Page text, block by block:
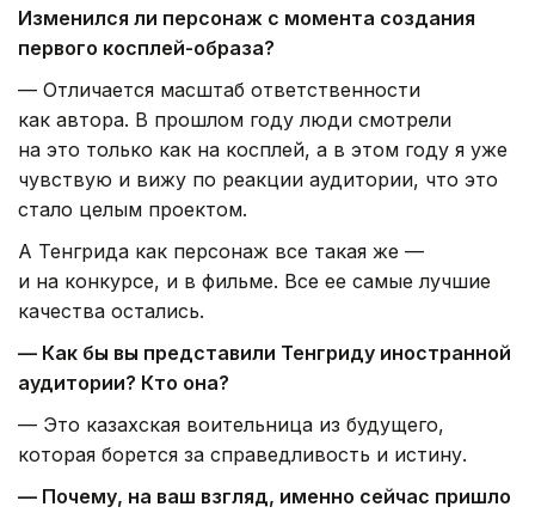
Изменился ли персонаж с момента создания
первого косплей-образа?
— Отличается масштаб ответственности
как автора. В прошлом году люди смотрели
на это только как на косплей, а в этом году я уже
чувствую и вижу по реакции аудитории, что это
стало целым проектом.
А Тенгрида как персонаж все такая же —
и на конкурсе, и в фильме. Все ее самые лучшие
качества остались.
— Как бы вы представили Тенгриду иностранной
аудитории? Кто она?
— Это казахская воительница из будущего,
которая борется за справедливость и истину.
— Почему, на ваш взгляд, именно сейчас пришло